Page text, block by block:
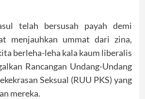
telah bersusah payah demi
menjauhkan ummat dari zina,
berleha-leha kala kaum liberalis
Rancangan Undang-Undang
Seksual (RUU PKS) yang
mereka.